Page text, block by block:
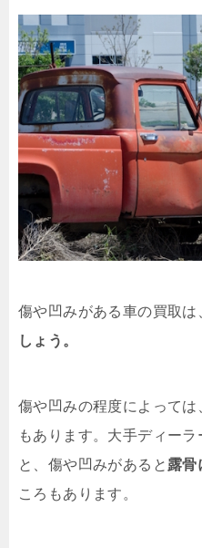
傷や凹みがある車の買取は
しょう。
傷や凹みの程度によっては
もあります。大手ディー
と、傷や凹みがあると 露骨
ころもあります。